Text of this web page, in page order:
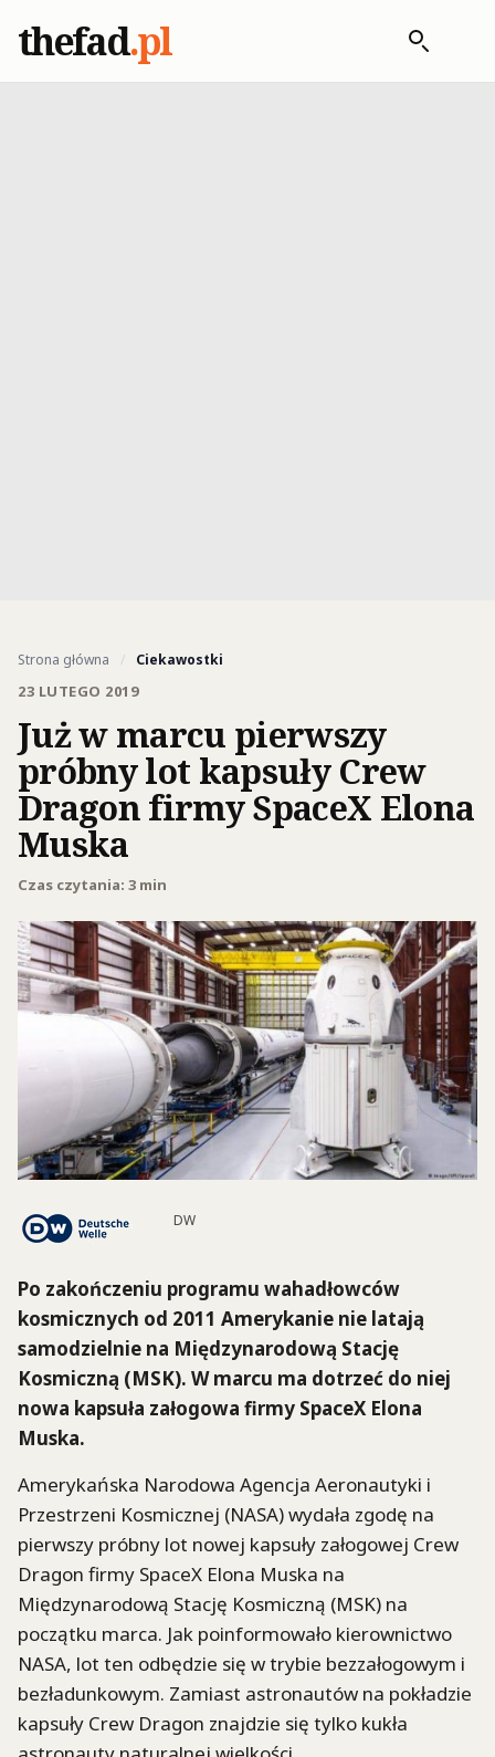
thefad.pl
Strona główna / Ciekawostki
23 LUTEGO 2019
Już w marcu pierwszy
próbny lot kapsuły Crew
Dragon firmy SpaceX Elona
Muska
Czas czytania: 3 min
DW
Po zakończeniu programu wahadłowców
kosmicznych od 2011 Amerykanie nie latają
samodzielnie na Międzynarodową Stację
Kosmiczną (MSK). W marcu ma dotrzeć do niej
nowa kapsuła załogowa firmy SpaceX Elona
Muska.
Amerykańska Narodowa Agencja Aeronautyki i
Przestrzeni Kosmicznej (NASA) wydała zgodę na
pierwszy próbny lot nowej kapsuły załogowej Crew
Dragon firmy SpaceX Elona Muska na
Międzynarodową Stację Kosmiczną (MSK) na
początku marca. Jak poinformowało kierownictwo
NASA, lot ten odbędzie się w trybie bezzałogowym i
bezładunkowym. Zamiast astronautów na pokładzie
kapsuły Crew Dragon znajdzie się tylko kukła